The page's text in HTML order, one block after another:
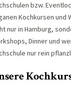
bzw.
Kochkursen und
nur in Hamburg,
Dinner und
nur rein